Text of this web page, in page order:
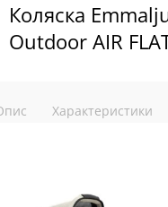
Коляска
Outdoor AIR
Характеристики